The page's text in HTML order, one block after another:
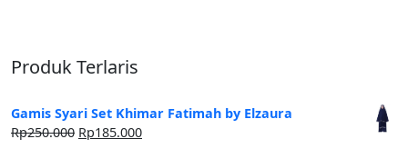
Produk Terlaris
Gamis Syari Set Khimar Fatimah by Elzaura
Rp250.000 Harga
Rp185.000Harga